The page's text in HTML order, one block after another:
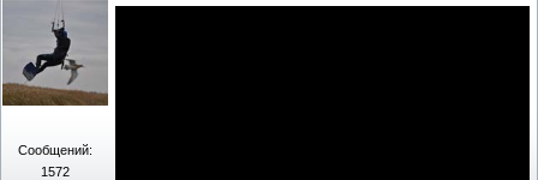
Сообщений:
1572